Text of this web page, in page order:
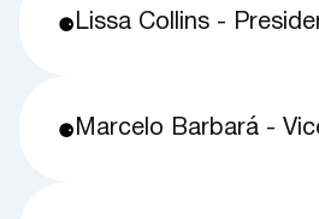
⚈ Lissa Collins -
⚈ Marcelo Barbará -